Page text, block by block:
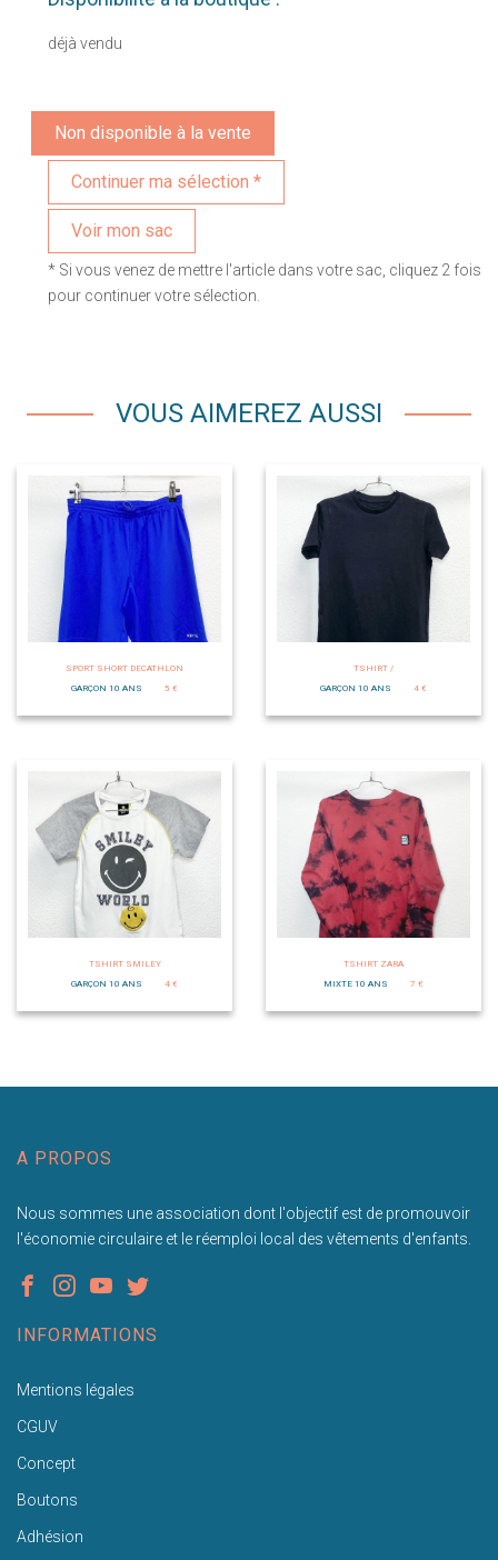
déjà vendu
Non disponible à la vente
Voir mon sac
* Si vous venez de mettre l'article dans votre sac, cliquez 2 fois
pour continuer votre sélection.
VOUS AIMEREZ AUSSI
SPORT SHORT DECATHLON
GARÇON 10 ANS
5 €
TSHIRT /
GARÇON 10 ANS
4 €
TSHIRT SMILEY
GARÇON 10 ANS
4 €
TSHIRT ZARA
MIXTE 10 ANS
7 €
A PROPOS
Nous sommes une association dont l'objectif est de promouvoir
l'économie circulaire et le réemploi local des vêtements d'enfants.
INFORMATIONS
Mentions légales
CGUV
Concept
Boutons
Adhésion